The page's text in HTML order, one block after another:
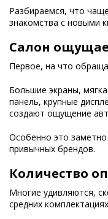
Разбираемся, что
знакомства с новыми
Салон
Первое, на что
Большие экраны,
панель, крупные
создают ощущение
Особенно это
привычных брендов.
Количество
Многие удивляются,
средних